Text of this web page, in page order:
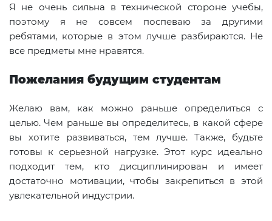
Я не очень сильна в технической стороне учебы,
поэтому я не совсем поспеваю за другими
ребятами, которые в этом лучше разбираются. Не
все предметы мне нравятся.
Пожелания будущим студентам
Желаю вам, как можно раньше определиться с
целью. Чем раньше вы определитесь, в какой сфере
вы хотите развиваться, тем лучше. Также, будьте
готовы к серьезной нагрузке. Этот курс идеально
подходит тем, кто дисциплинирован и имеет
достаточно мотивации, чтобы закрепиться в этой
увлекательной индустрии.